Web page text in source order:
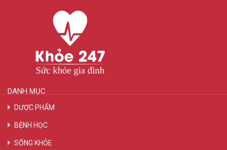
DANH MỤC
DƯỢC PHẨM
BỆNH HỌC
SỐNG KHỎE